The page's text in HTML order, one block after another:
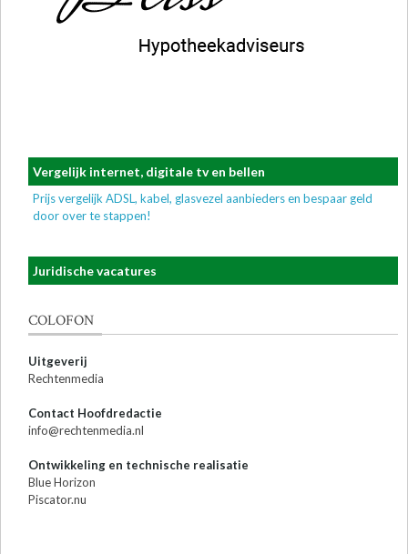
Vergelijk internet, digitale tv en bellen
Prijs vergelijk ADSL, kabel, glasvezel aanbieders en bespaar geld
door over te stappen!
Juridische vacatures
COLOFON
Uitgeverij
Rechtenmedia
Contact Hoofdredactie
info@rechtenmedia.nl
Ontwikkeling en technische realisatie
Blue Horizon
Piscator.nu